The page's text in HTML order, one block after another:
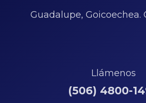
Guadalupe, Goicoechea.
Llámenos
(506) 4800-